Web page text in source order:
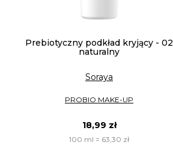
Prebiotyczny podkład kryjący - 02
naturalny
Soraya
PROBIO MAKE-UP
18,99 zł
100 ml = 63,30 zł